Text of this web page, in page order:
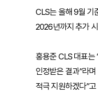
CLS는 올해 9월 기
2026년까지 추가
홍용준 CLS 대표는
인정받은 결과”라
적극 지원하겠다”